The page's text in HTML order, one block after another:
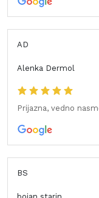
AD
Alenka Dermol
Prijazna, vedno
BS